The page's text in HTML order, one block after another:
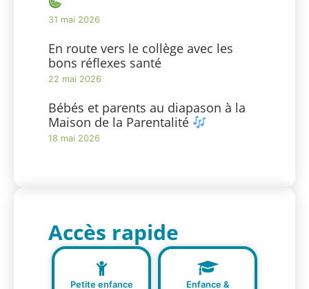
31 mai 2026
En route vers le collège avec les
bons réflexes santé
22 mai 2026
Bébés et parents au diapason à la
Maison de la Parentalité
18 mai 2026
Accès rapide
Petite enfance
Enfance &